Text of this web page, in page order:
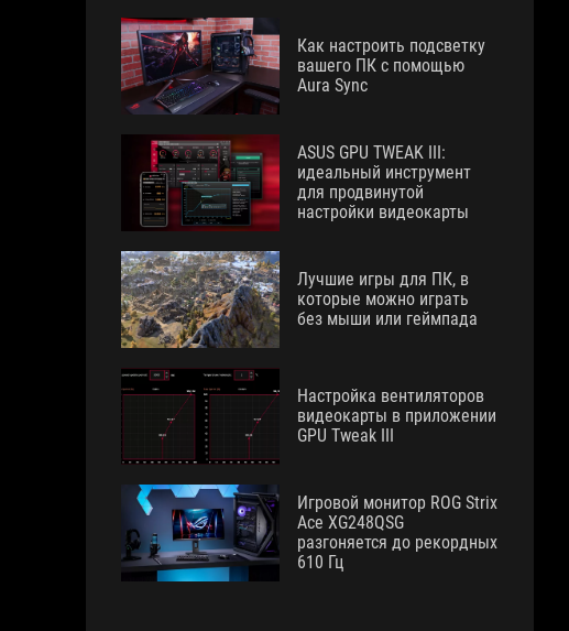
Как настроить подсветку
вашего ПК с помощью
Aura Sync
ASUS GPU TWEAK III:
идеальный инструмент
для продвинутой
настройки видеокарты
Лучшие игры для ПК, в
которые можно играть
без мыши или геймпада
Настройка вентиляторов
видеокарты в приложении
GPU Tweak III
Игровой монитор ROG Strix
Ace XG248QSG
разгоняется до рекордных
610 Гц